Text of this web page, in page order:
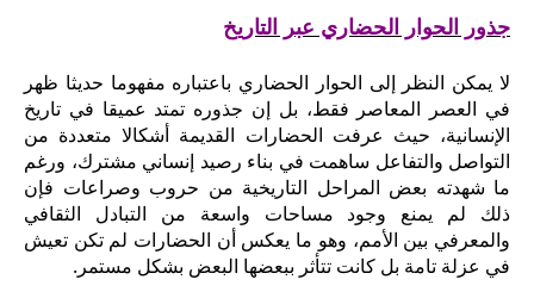
جذور الحوار الحضاري عبر التاريخ
لا يمكن النظر إلى الحوار الحضاري باعتباره مفهوما حديثا ظهر
في العصر المعاصر فقط، بل إن جذوره تمتد عميقا في تاريخ
الإنسانية، حيث عرفت الحضارات القديمة أشكالا متعددة من
التواصل والتفاعل ساهمت في بناء رصيد إنساني مشترك، ورغم
ما شهدته بعض المراحل التاريخية من حروب وصراعات فإن
ذلك لم يمنع وجود مساحات واسعة من التبادل الثقافي
والمعرفي بين الأمم، وهو ما يعكس أن الحضارات لم تكن تعيش
في عزلة تامة بل كانت تتأثر ببعضها البعض بشكل مستمر.